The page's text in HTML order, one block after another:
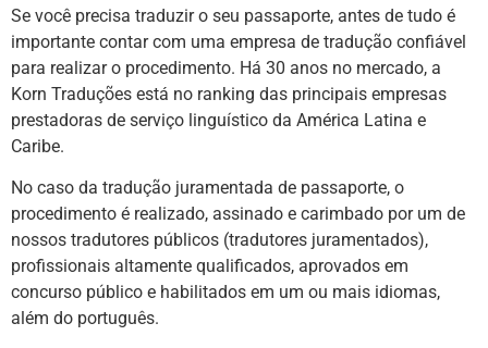
Se você precisa traduzir o seu passaporte, antes de tudo é
importante contar com uma empresa de tradução confiável
para realizar o procedimento. Há 30 anos no mercado, a
Korn Traduções está no ranking das principais empresas
prestadoras de serviço linguístico da América Latina e
Caribe.
No caso da tradução juramentada de passaporte, o
procedimento é realizado, assinado e carimbado por um de
nossos tradutores públicos (tradutores juramentados),
profissionais altamente qualificados, aprovados em
concurso público e habilitados em um ou mais idiomas,
além do português.